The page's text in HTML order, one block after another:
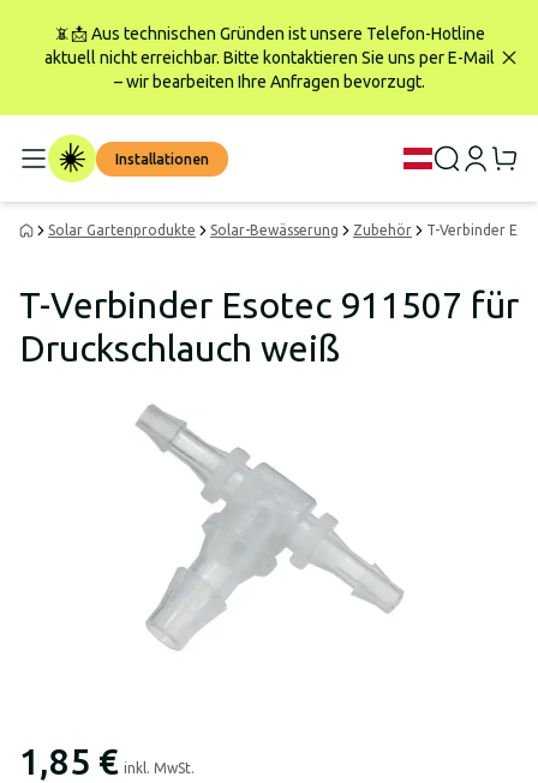
📵📩 Aus technischen Gründen ist unsere Telefon-Hotline
aktuell nicht erreichbar. Bitte kontaktieren Sie uns per E-Mail
– wir bearbeiten Ihre Anfragen bevorzugt.
Installationen
Solar Gartenprodukte Solar-Bewässerung Zubehör T-Verbinder
T-Verbinder Esotec 911507 für
Druckschlauch weiß
1,85 € inkl. MwSt.